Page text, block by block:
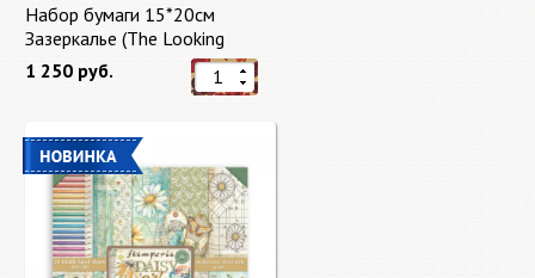
Набор бумаги 15*20см
Зазеркалье (The Looking
Glass) 27 листов от 49 Market
1 250 руб.